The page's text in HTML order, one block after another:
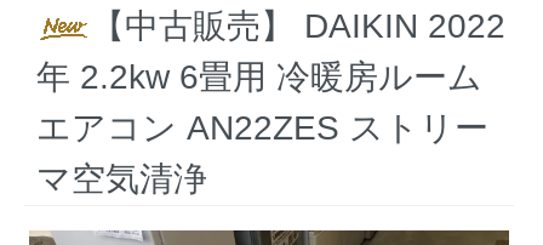
【中古販売】 DAIKIN 2022
年 2.2kw 6畳用 冷暖房ルーム
エアコン AN22ZES ストリー
マ空気清浄